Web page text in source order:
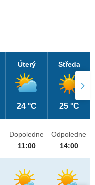
Úterý
24 °C
Středa
25 °C
Dopoledne
11:00
Odpoledne
14:00